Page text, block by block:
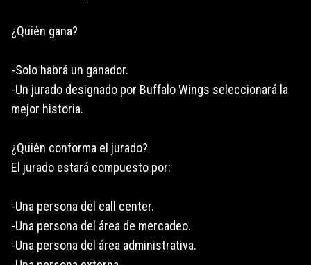
¿Quién gana?
-Solo habrá un ganador.
-Un jurado designado por Buffalo Wings seleccionará la
mejor historia.
¿Quién conforma el jurado?
El jurado estará compuesto por:
-Una persona del call center.
-Una persona del área de mercadeo.
-Una persona del área administrativa.